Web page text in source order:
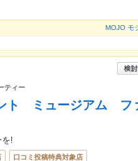
MOJO モ
ティー
ト ミュージアム フ
を!
口コミ投稿特典対象店